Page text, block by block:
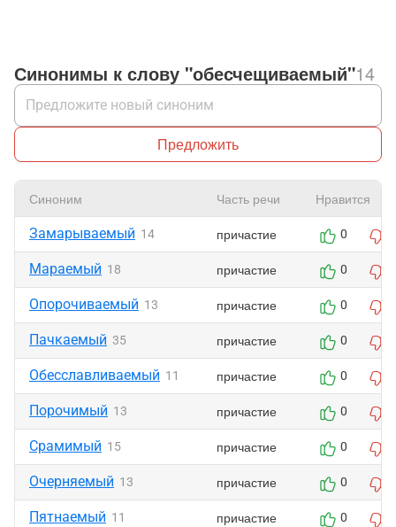
Синонимы к слову "обесчещиваемый"14
Предложить
Синоним Часть речи Нравится
Замарываемый 14 причастие 0
Мараемый 18 причастие 0
Опорочиваемый 13 причастие 0
Пачкаемый 35 причастие 0
Обесславливаемый 11 причастие 0
Порочимый 13 причастие 0
Срамимый 15 причастие 0
Очерняемый 13 причастие 0
Пятнаемый 11 причастие 0